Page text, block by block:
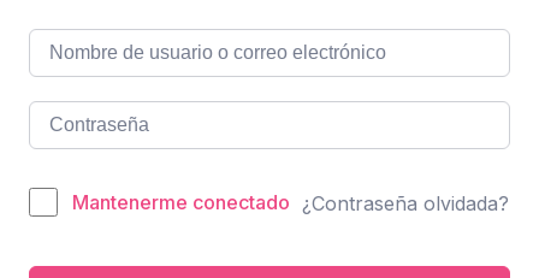
Mantenerme conectado ¿Contraseña olvidada?